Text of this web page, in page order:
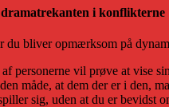
dramatrekanten i konflikterne
du bliver opmærksom på
personerne vil prøve at vise
måde, at dem der er i den,
sig, uden at du er bevidst